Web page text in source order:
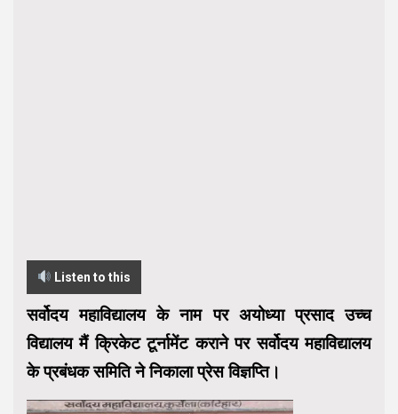
Listen to this
सर्वोदय महाविद्यालय के नाम पर अयोध्या प्रसाद उच्च
विद्यालय मैं क्रिकेट टूर्नामेंट कराने पर सर्वोदय महाविद्यालय
के प्रबंधक समिति ने निकाला प्रेस विज्ञप्ति।